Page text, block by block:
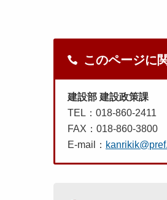
このページに
建設部 建設政策課
TEL：018-860-2411
FAX：018-860-3800
E-mail：